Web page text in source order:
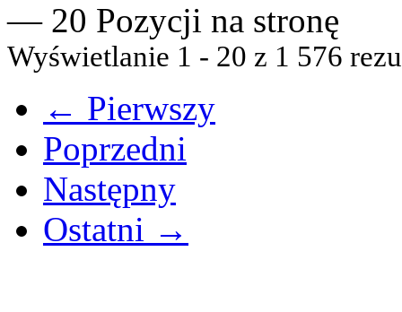
— 20 Pozycji na stronę
Wyświetlanie 1 - 20 z 1 576
← Pierwszy
Poprzedni
Następny
Ostatni →